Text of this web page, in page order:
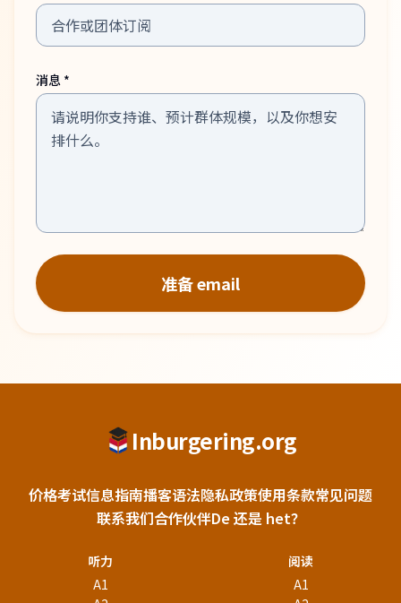
消息 *
准备 email
Inburgering.org
价格考试信息指南播客语法隐私政策使用条款常见问题
联系我们合作伙伴De 还是 het？
听力
A1
阅读
A1